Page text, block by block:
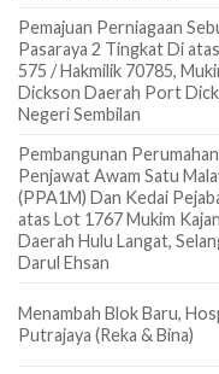
Pemajuan Perniagaan
Pasaraya 2 Tingkat Di
575 / Hakmilik 70785,
Dickson Daerah Port
Negeri Sembilan
Pembangunan Perumahan
Penjawat Awam Satu
(PPA1M) Dan Kedai
atas Lot 1767 Mukim
Daerah Hulu Langat,
Darul Ehsan
Menambah Blok Baru,
Putrajaya (Reka & Bina)